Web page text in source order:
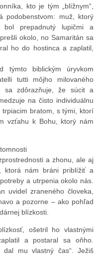
kto je tým „blížnym“,
podobenstvom: muž, ktorý
prepadnutý lupičmi a
okolo, no Samaritán sa
ho do hostinca a zaplatil,
týmto biblickým úryvkom
tutti môjho milovaného
sa zdôrazňuje, že súcit a
na čisto individuálnu
bratom, s tými, ktorí
vzťahu k Bohu, ktorý nám
a zhonu, ale aj
ktorá nám bráni priblížiť a
a utrpenia okolo nás.
uvidel zraneného človeka,
a pozorne – ako pohľad
blízkosti.
ošetril ho vlastnými
a postaral sa oňho.
mu vlastný čas“. Ježiš